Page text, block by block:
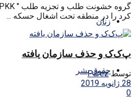
زنان
حقوق بشر
کرد را در منطقه تحت اشغال حسکه ...
پ‌ک‌ک و حذف سازمان یافته
توسط Parez
28 ژانویه 2019
0